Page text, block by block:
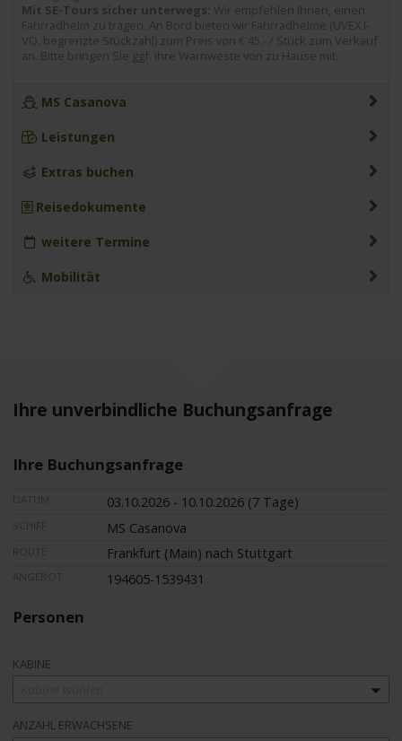
Mit SE-Tours sicher unterwegs: Wir empfehlen Ihnen, einen
Fahrradhelm zu tragen. An Bord bieten wir Fahrradhelme (UVEX I-
VO, begrenzte Stückzahl) zum Preis von € 45,- / Stück zum Verkauf
an. Bitte bringen Sie ggf. Ihre Warnweste von zu Hause mit.
MS Casanova
Leistungen
Extras buchen
Reisedokumente
weitere Termine
Mobilität
Ihre unverbindliche Buchungsanfrage
Ihre Buchungsanfrage
03.10.2026 - 10.10.2026 (7 Tage)
MS Casanova
Frankfurt (Main) nach Stuttgart
194605-1539431
Personen
KABINE
ANZAHL ERWACHSENE